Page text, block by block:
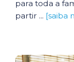
para toda a
partir ... [saiba